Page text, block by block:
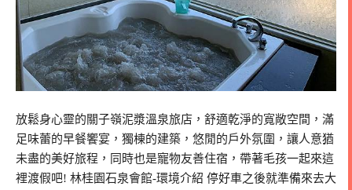
放鬆身心靈的關子嶺泥漿溫泉旅店，舒適乾淨的寬敞空間，滿
足味蕾的早餐饗宴，獨棟的建築，悠閒的戶外氛圍，讓人意猶
未盡的美好旅程，同時也是寵物友善住宿，帶著毛孩一起來這
裡渡假吧! 林桂園石泉會館-環境介紹 停好車之後就準備來去大